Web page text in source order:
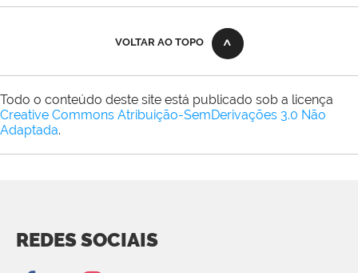
VOLTAR AO TOPO
Todo o conteúdo deste site está publicado sob a licença
Creative Commons Atribuição-SemDerivações 3.0 Não
Adaptada.
REDES SOCIAIS